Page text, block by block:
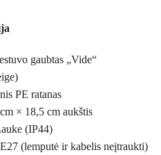
gaubtas „Vide“
PE ratanas
× 18,5 cm aukštis
(IP44)
(lemputė ir kabelis neįtraukti)